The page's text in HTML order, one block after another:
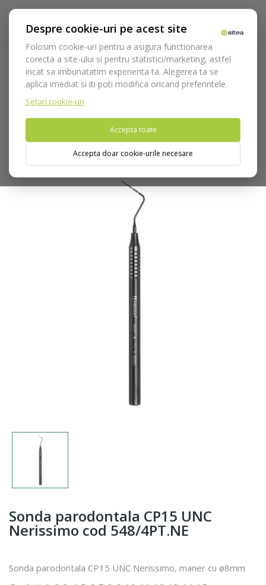
Despre cookie-uri pe acest site
Folosim cookie-uri pentru a asigura functionarea
corecta a site-ului si pentru statistici/marketing, astfel
incat sa imbunatatim experienta ta. Alegerea ta se
aplica imediat si iti poti modifica oricand preferintele.
Setari cookie-uri
Accepta toate
Accepta doar cookie-urile necesare
Acasa Instrumentar
Diagnostic, parodontologie si
restaurare
Gama Nerissimo
Sonda parodontala CP15 UNC
Nerissimo cod 548/4PT.NE
Nu puteti plasa comenzi din tara din care accesati website-ul
(United States).
Sonda parodontala CP15 UNC
Nerissimo cod 548/4PT.NE
Sonda parodontala CP15 UNC Nerissimo, maner cu ø8mm